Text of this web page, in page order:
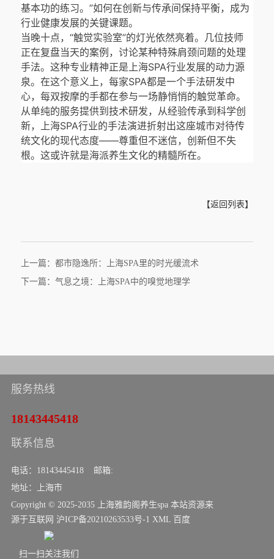
基本功的练习。”如何在创新与传承间保持平衡，成为
行业健康发展的关键课题。
当晚十点，“触觉实验室”的灯光依然亮着。几位技师
正在复盘当天的案例，讨论某种特殊肩颈问题的处理
手法。这种专业精神正是上海SPA行业发展的动力源
泉。在这个意义上，每家SPA都是一个手法研发中
心，每双按摩的手都在参与一场静悄悄的触觉革命。
从单纯的服务提供到技术研发，从经验传承到科学创
新，上海SPA行业的手法演进折射出这座城市对待传
统文化的现代态度——尊重但不迷信，创新但不失
根。这或许就是海派养生文化的精髓所在。
【返回列表】
上一篇：都市隐逸所：上海SPA里的时光缓流术
下一篇：气息之境：上海SPA中的嗅觉地理学
服务热线
18143445418
联系信息
电话：18143445418 邮箱:
地址：上海市
Copyright © 2025-2035 上海雅韵阁养生spa 本站资源来
源于互联网 沪ICP备20210263533号-1 XML 百度
扫一扫关注我们